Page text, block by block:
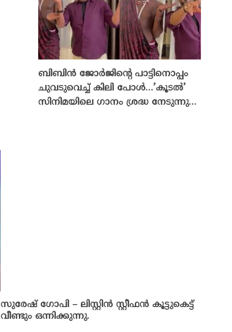
ബിബിൻ ജോർജിന്റെ പാട്ടിനൊപ്പം
ചുവടുവെച്ച് കിലി പോൾ…’കൂടൽ’
സിനിമയിലെ ഗാനം ശ്രദ്ധ നേടുന്നു…
സുരേഷ് ഗോപി – ലിസ്റ്റിൻ സ്റ്റീഫൻ കൂട്ടുകെട്ട്
വീണ്ടും ഒന്നിക്കുന്നു.